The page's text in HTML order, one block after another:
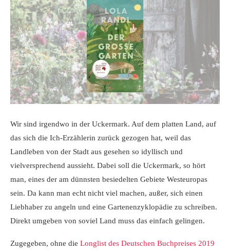
Wir sind irgendwo in der Uckermark. Auf dem platten Land, auf
das sich die Ich-Erzählerin zurück gezogen hat, weil das
Landleben von der Stadt aus gesehen so idyllisch und
vielversprechend aussieht. Dabei soll die Uckermark, so hört
man, eines der am dünnsten besiedelten Gebiete Westeuropas
sein. Da kann man echt nicht viel machen, außer, sich einen
Liebhaber zu angeln und eine Gartenenzyklopädie zu schreiben.
Direkt umgeben von soviel Land muss das einfach gelingen.
Zugegeben, ohne die Longlist des Deutschen Buchpreises 2019